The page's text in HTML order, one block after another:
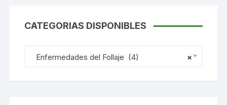
CATEGORIAS DISPONIBLES
×
Enfermedades del Follaje (4)